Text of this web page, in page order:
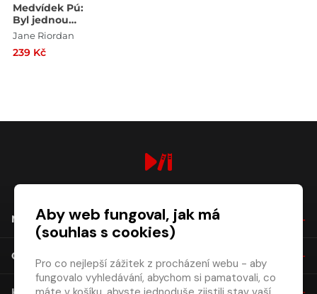
Medvídek Pú:
Byl jednou
jeden medvěd
Jane Riordan
239 Kč
NÁKUP
O SPOLEČNOSTI
Aby web fungoval, jak má
(souhlas s cookies)
Pro co nejlepší zážitek z procházení webu - aby
fungovalo vyhledávání, abychom si pamatovali, co